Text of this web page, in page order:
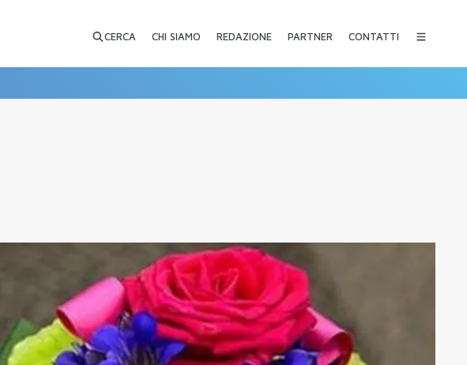
CERCA CHI SIAMO REDAZIONE PARTNER CONTATTI